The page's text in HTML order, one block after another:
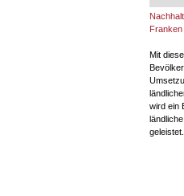
Franken
Mit
wird ein
geleistet.